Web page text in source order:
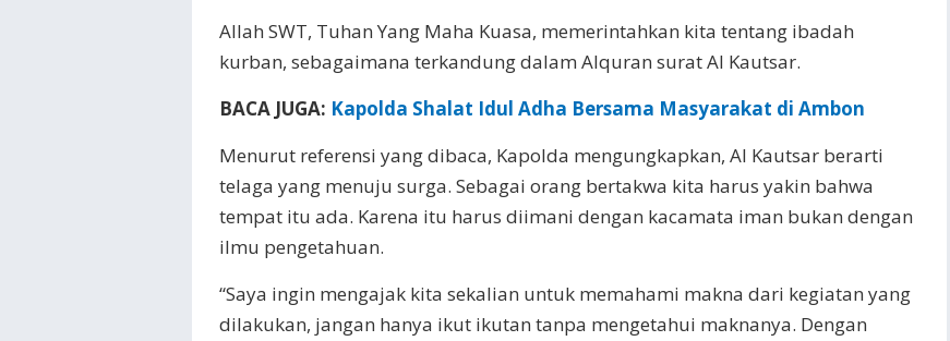
Allah SWT, Tuhan Yang Maha Kuasa, memerintahkan kita tentang ibadah
kurban, sebagaimana terkandung dalam Alquran surat Al Kautsar.
BACA JUGA: Kapolda Shаlаt Idul Adhа Bеrѕаmа Mаѕуаrаkаt di Ambon
Menurut referensi yang dibaca, Kapolda mengungkapkan, Al Kautsar berarti
telaga yang menuju surga. Sebagai orang bertakwa kita harus yakin bahwa
tempat itu ada. Karena itu harus diimani dengan kacamata iman bukan dengan
ilmu pengetahuan.
“Saya ingin mengajak kita sekalian untuk memahami makna dari kegiatan yang
dilakukan, jangan hanya ikut ikutan tanpa mengetahui maknanya. Dengan